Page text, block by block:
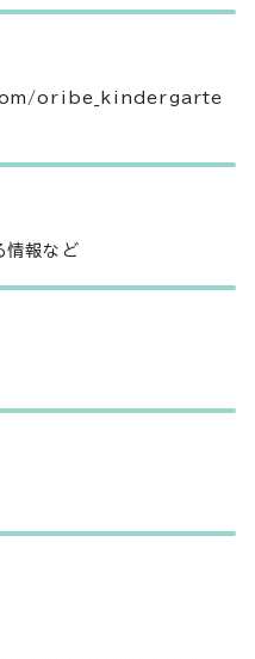
oribe_kindergarte
情報など